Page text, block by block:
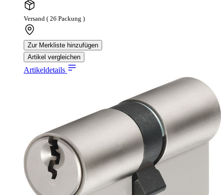
Versand ( 26 Packung )
Zur Merkliste hinzufügen
Artikel vergleichen
Artikeldetails